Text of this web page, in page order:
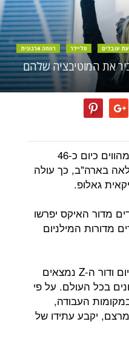
עובדים סליידר רווחה ארגונית
את המוטיבציה שלהם
עובדים מדור המילניום ודור ה-Z מהווים כיום כ-46
בארה"ב, כך עולה
גאלופ.
מדור האיקס יפרשו
מדורות המילניום
במילים אחרות, עובדי דור המילניום ודור ה-Z נמצאים
בכל העולם. על פי
העבודה,
יקבע עתידו של